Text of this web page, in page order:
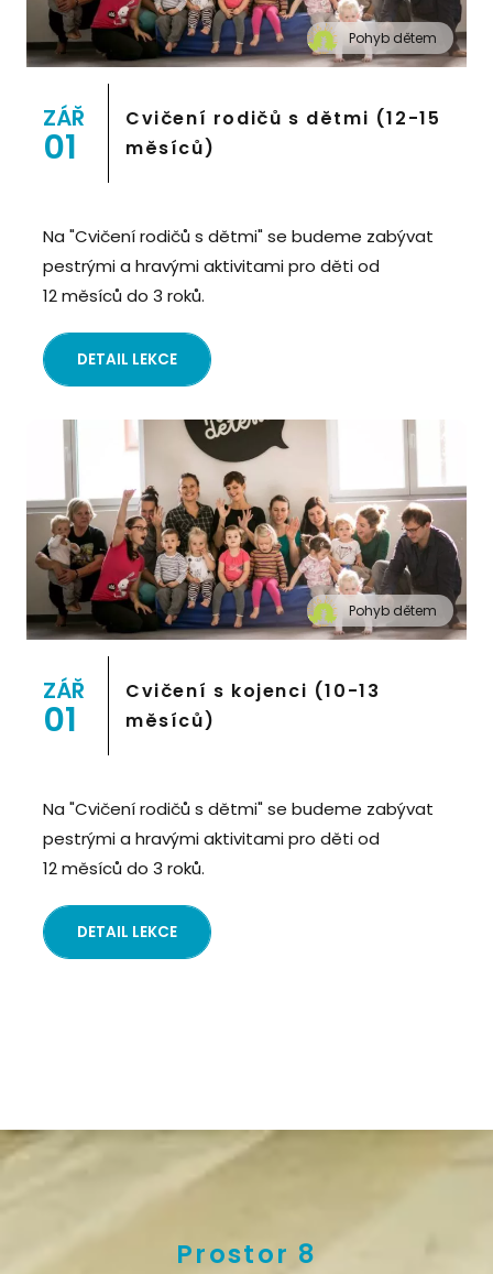
" alt="Cvičení pro děti "Pohyb dětem", Praha 2,
Prostor 8">
Pohyb dětem
ZÁŘ
01
Cvičení rodičů s dětmi (12-15
měsíců)
Na "Cvičení rodičů s dětmi" se budeme zabývat
pestrými a hravými aktivitami pro děti od
12 měsíců do 3 roků.
DETAIL LEKCE
" alt="Cvičení pro děti "Pohyb dětem", Praha 2,
Prostor 8">
Pohyb dětem
ZÁŘ
01
Cvičení s kojenci (10-13
měsíců)
Na "Cvičení rodičů s dětmi" se budeme zabývat
pestrými a hravými aktivitami pro děti od
12 měsíců do 3 roků.
DETAIL LEKCE
Prostor 8